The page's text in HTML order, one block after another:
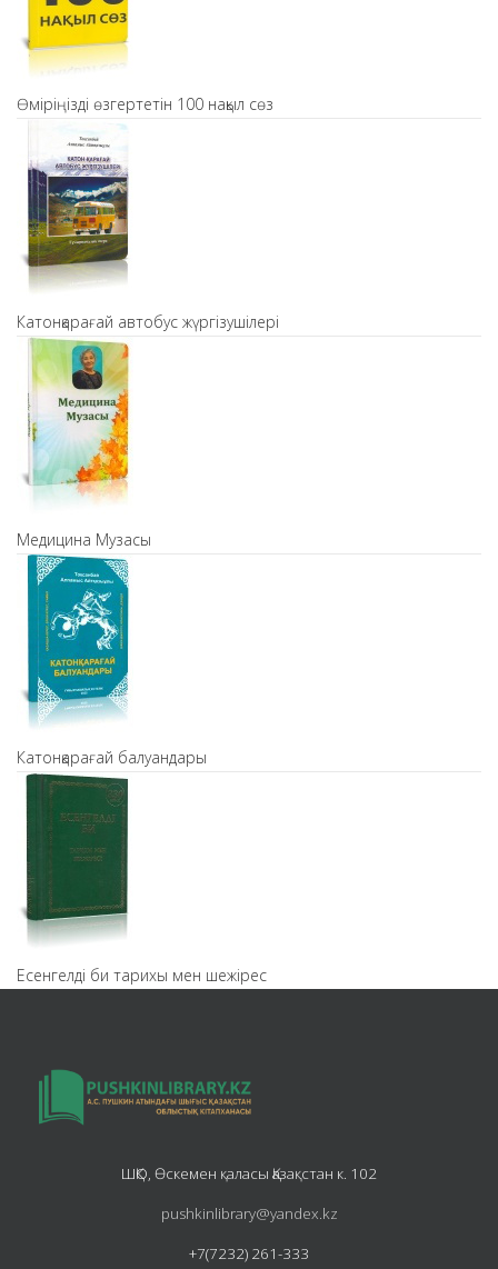
Өміріңізді өзгертетін 100 нақыл сөз
Катонқарағай автобус жүргізушілері
Медицина Музасы
Катонқарағай балуандары
Есенгелді би тарихы мен шежірес
ШҚО, Өскемен қаласы Қазақстан к. 102
pushkinlibrary@yandex.kz
+7(7232) 261-333